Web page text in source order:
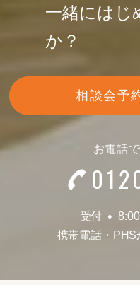
一緒にはじ
か？
相談会予
お電話
受付 ●
携帯電話・ PHS